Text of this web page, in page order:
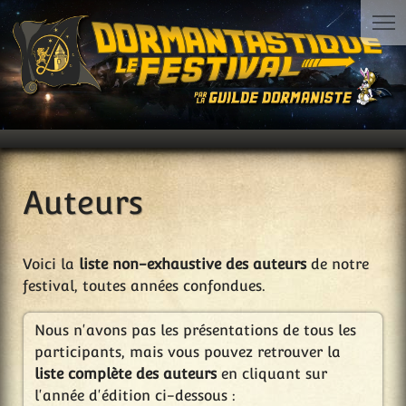
Auteurs
Voici la liste non-exhaustive des auteursde notre
festival, toutes années confondues.
Nous n'avons pas les présentations de tous les
participants, mais vous pouvez retrouver la
liste complète des auteursen cliquant sur
l'année d'édition ci-dessous :